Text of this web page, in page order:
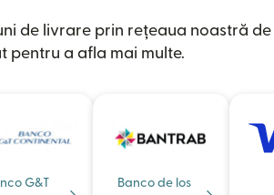
de livrare prin rețeaua noastră de
pentru a afla mai multe.
G&T
Banco de los